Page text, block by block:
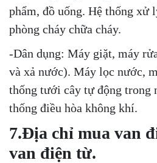
phẩm, đồ uống. Hệ thống xử
phòng cháy chữa cháy.
-Dân dụng: Máy giặt, máy
và xả nước). Máy lọc nước,
thống tưới cây tự động trong
thống điều hòa không khí.
7.Địa chỉ mua van
van điện từ.